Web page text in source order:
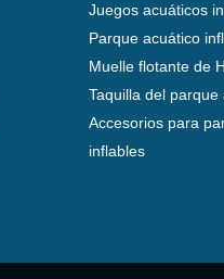
Juegos acuáticos
Parque acuático
Muelle flotante de
Taquilla del parque
Accesorios para
inflables